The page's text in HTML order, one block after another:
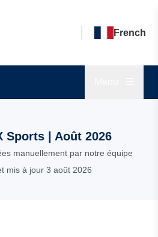
French
Sports | Août 2026
manuellement par notre équipe
mis à jour 3 août 2026